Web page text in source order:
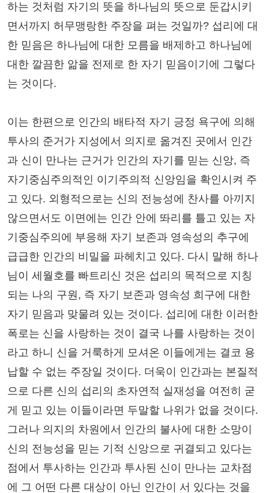
하는 것처럼 자기의 뜻을 하나님의 뜻으로 둔갑시키
면서까지 허무맹랑한 주장을 펴는 것일까? 섭리에 대
한 믿음은 하나님에 대한 모름을 배제하고 하나님에
대한 깔끔한 앎을 전제로 한 자기 믿음이기에 그렇다
는 것이다.
이는 한편으로 인간의 배타적 자기 긍정 욕구에 의해
투사의 준거가 지성에서 의지로 옮겨진 곳에서 인간
과 신이 만나는 근거가 인간의 자기를 믿는 신앙, 즉
자기중심주의적인 이기주의적 신앙임을 확인시켜 주
고 있다. 외형적으로는 신의 전능성에 찬사를 아끼지
않으면서도 이면에는 인간 안에 똬리를 틀고 있는 자
기중심주의에 부응해 자기 보존과 영속성의 추구에
급급한 인간의 비밀을 파헤치고 있다. 다시 말해 하나
님이 세월호를 빠트리신 것은 섭리의 목적으로 지칭
되는 나의 구원, 즉 자기 보존과 영속성 희구에 대한
자기 믿음과 맞물려 있는 것이다. 섭리에 대한 이러한
폭로는 신을 사랑하는 것이 결국 나를 사랑하는 것이
라고 하니 신을 거룩하게 모셔온 이들에게는 결코 용
납할 수 없는 주장일 것이다. 더욱이 인간과는 본질적
으로 다른 신의 섭리의 초자연적 실재성을 여전히 굳
게 믿고 있는 이들이라면 두말할 나위가 없을 것이다.
그러나 의지의 차원에서 인간의 불사에 대한 소망이
신의 전능성을 믿는 기적 신앙으로 귀결되고 있다는
점에서 투사하는 인간과 투사된 신이 만나는 교차점
에 그 어떤 다른 대상이 아닌 인간이 서 있다는 것을